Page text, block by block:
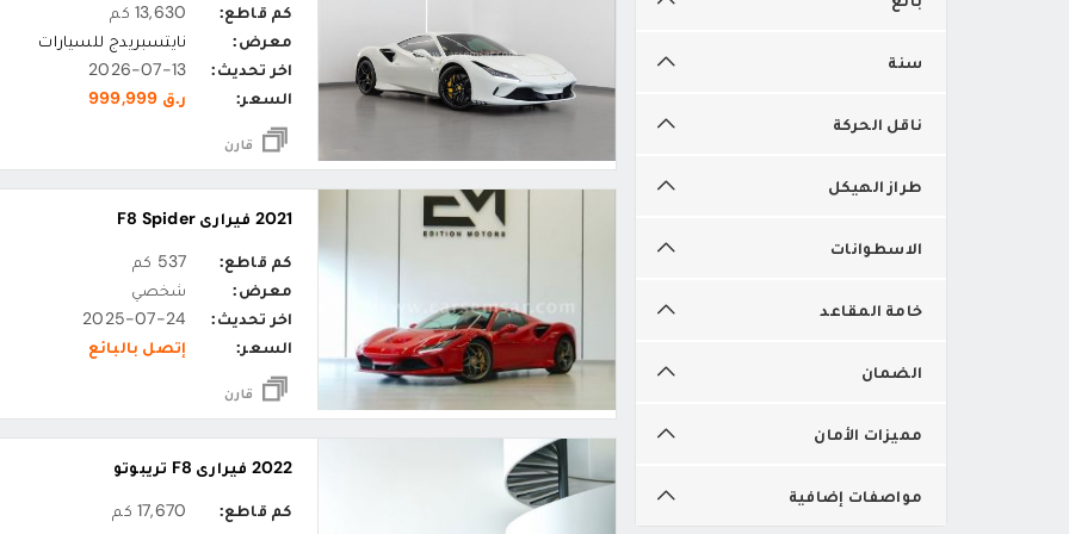
سنة
ناقل الحركة
طراز الهيكل
الاسطوانات
خامة المقاعد
الضمان
مميزات الأمان
مواصفات إضافية
كم قاطع:
13,630 كم
معرض:
نايتسبريدج للسيارات
اخر تحديث:
2026-07-13
السعر:
ر.ق 999,999
قارن
2021 فيراري F8 Spider
كم قاطع:
537 كم
معرض:
شخصي
اخر تحديث:
2025-07-24
السعر:
إتصل بالبائع
قارن
2022 فيراري F8 تريبوتو
كم قاطع:
17,670 كم